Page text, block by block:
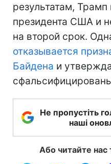
результатам,
президента США и
на второй срок.
отказывается
Байдена и
Не пропустіть
наші
Або читайте нас